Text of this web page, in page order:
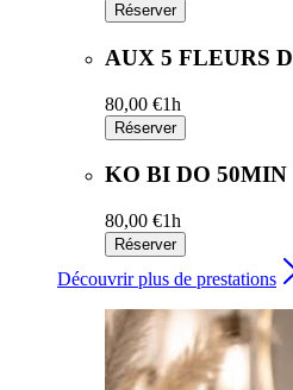
Réserver
AUX 5 FLEURS
80,00 €1h
Réserver
KO BI DO 50MIN
80,00 €1h
Réserver
Découvrir plus de prestations